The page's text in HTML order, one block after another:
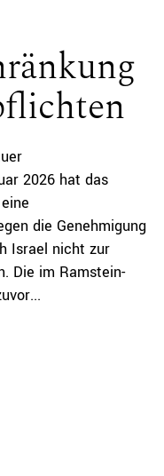
2026 hat das
die Genehmigung
Israel nicht zur
Die im Ramstein-